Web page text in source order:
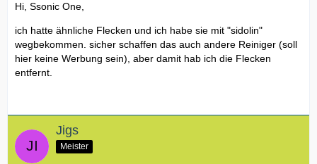
Hi, Ssonic One,
ich hatte ähnliche Flecken und ich habe sie mit "sidolin"
wegbekommen. sicher schaffen das auch andere Reiniger (soll
hier keine Werbung sein), aber damit hab ich die Flecken
entfernt.
Jigs
Meister